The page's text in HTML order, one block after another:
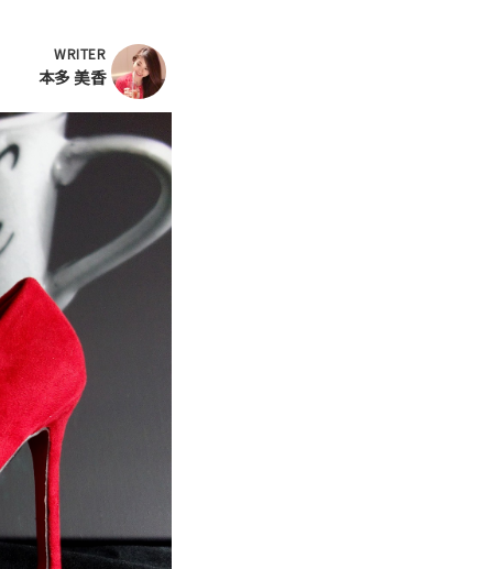
WRITER
本多 美香